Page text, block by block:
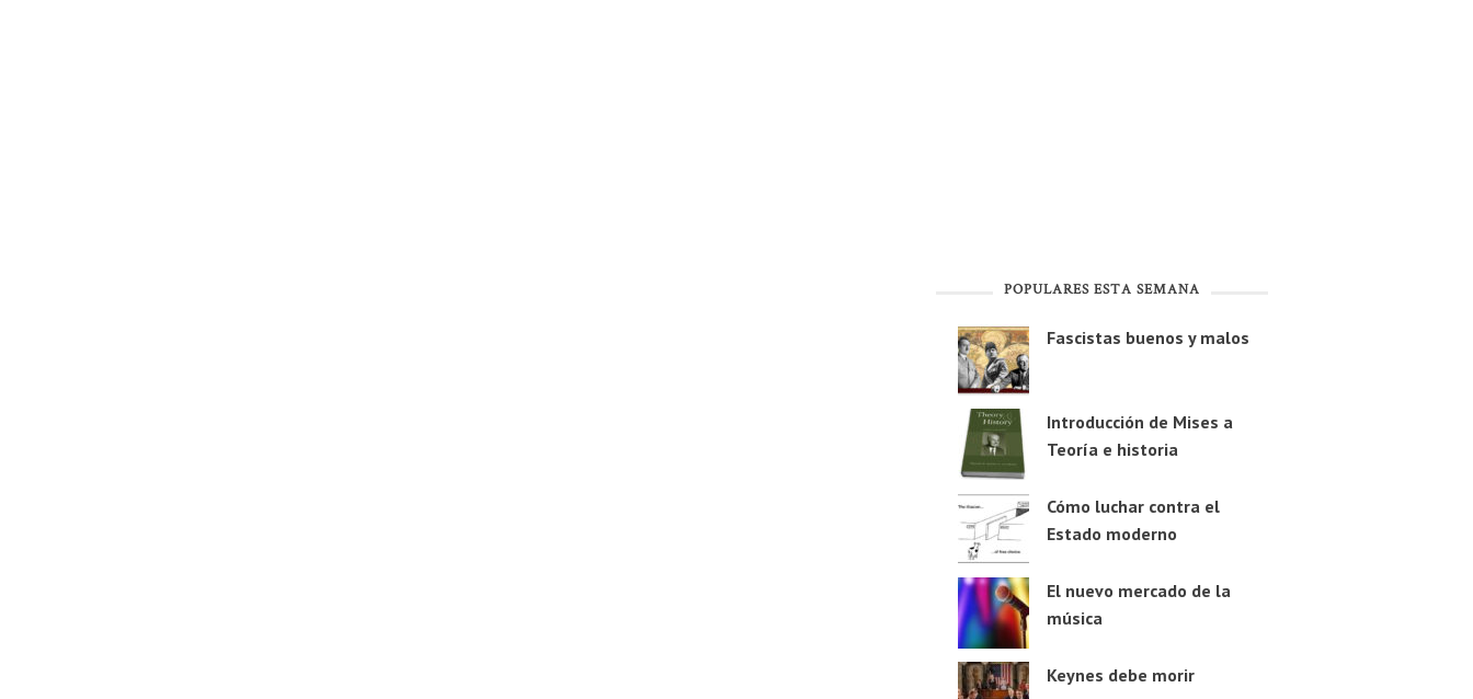
POPULARES ESTA SEMANA
Fascistas buenos y malos
Introducción de Mises a
Teoría e historia
Cómo luchar contra el
Estado moderno
El nuevo mercado de la
música
Keynes debe morir